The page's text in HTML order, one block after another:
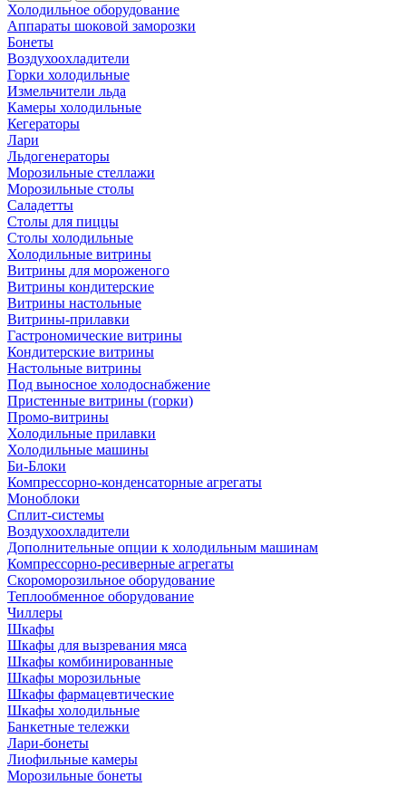
Холодильное оборудование
Аппараты шоковой заморозки
Бонеты
Воздухоохладители
Горки холодильные
Измельчители льда
Камеры холодильные
Кегераторы
Лари
Льдогенераторы
Морозильные стеллажи
Морозильные столы
Саладетты
Столы для пиццы
Столы холодильные
Холодильные витрины
Витрины для мороженого
Витрины кондитерские
Витрины настольные
Витрины-прилавки
Гастрономические витрины
Кондитерские витрины
Настольные витрины
Под выносное холодоснабжение
Пристенные витрины (горки)
Промо-витрины
Холодильные прилавки
Холодильные машины
Би-Блоки
Компрессорно-конденсаторные агрегаты
Моноблоки
Сплит-системы
Воздухоохладители
Дополнительные опции к холодильным машинам
Компрессорно-ресиверные агрегаты
Скороморозильное оборудование
Теплообменное оборудование
Чиллеры
Шкафы
Шкафы для вызревания мяса
Шкафы комбинированные
Шкафы морозильные
Шкафы фармацевтические
Шкафы холодильные
Банкетные тележки
Лари-бонеты
Лиофильные камеры
Морозильные бонеты